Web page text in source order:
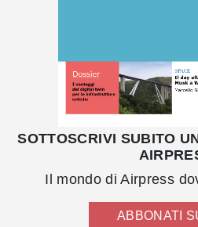
SOTTOSCRIVI SUBITO
Il mondo di Airpress
ABBONATI